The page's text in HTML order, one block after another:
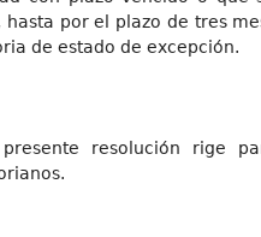
por el plazo de tres
de estado de excepción.
resolución rige